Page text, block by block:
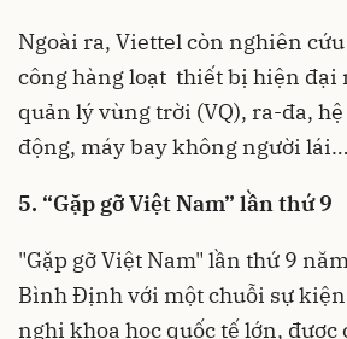
Ngoài ra, Viettel còn nghiên
công hàng loạt thiết bị hiện đại
quản lý vùng trời (VQ), ra-đa,
động, máy bay không người lái…
5. “Gặp gỡ Việt Nam” lần thứ 9
"Gặp gỡ Việt Nam" lần thứ 9
Bình Định với một chuỗi sự
nghị khoa học quốc tế lớn, được